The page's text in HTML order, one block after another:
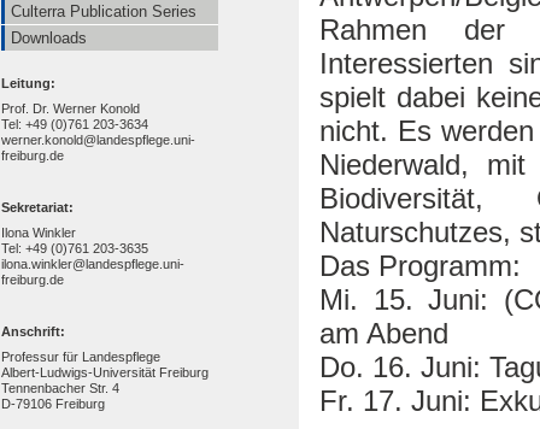
Culterra Publication Series
Downloads
Leitung:
Prof. Dr. Werner Konold
Tel: +49 (0)761 203-3634
werner.konold@landespflege.uni-
freiburg.de
Sekretariat:
Ilona Winkler
Tel: +49 (0)761 203-3635
ilona.winkler@landespflege.uni-
freiburg.de
Anschrift:
Professur für Landespflege
Albert-Ludwigs-Universität Freiburg
Tennenbacher Str. 4
D-79106 Freiburg
Rahmen der
Interessierten
spielt dabei
nicht. Es
Niederwald,
Biodiversität,
Naturschutzes,
Das Programm:
Mi. 15. Juni:
am Abend
Do. 16. Juni:
Fr. 17. Juni: